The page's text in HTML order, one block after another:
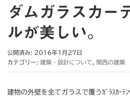
ダムガラスカー
ルが美しい。
公開済み: 2016年1月27日
カテゴリー: 建築・設計について 関西の建築
建物の外壁を全てガラスで覆うｶﾞﾗｽｶｰﾃ